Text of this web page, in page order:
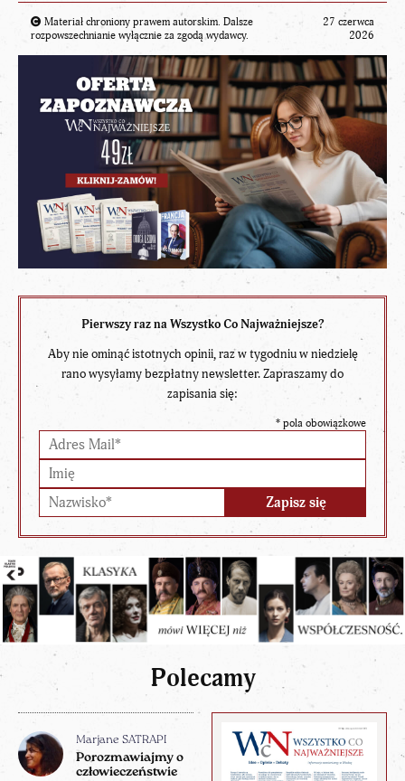
Materiał chroniony prawem autorskim. Dalsze
rozpowszechnianie wyłącznie za zgodą wydawcy.
27 czerwca
2026
Pierwszy raz na Wszystko Co Najważniejsze?
Aby nie ominąć istotnych opinii, raz w tygodniu w niedzielę
rano wysyłamy bezpłatny newsletter. Zapraszamy do
zapisania się:
* pola obowiązkowe
Polecamy
Marjane SATRAPI
Porozmawiajmy o
człowieczeństwie